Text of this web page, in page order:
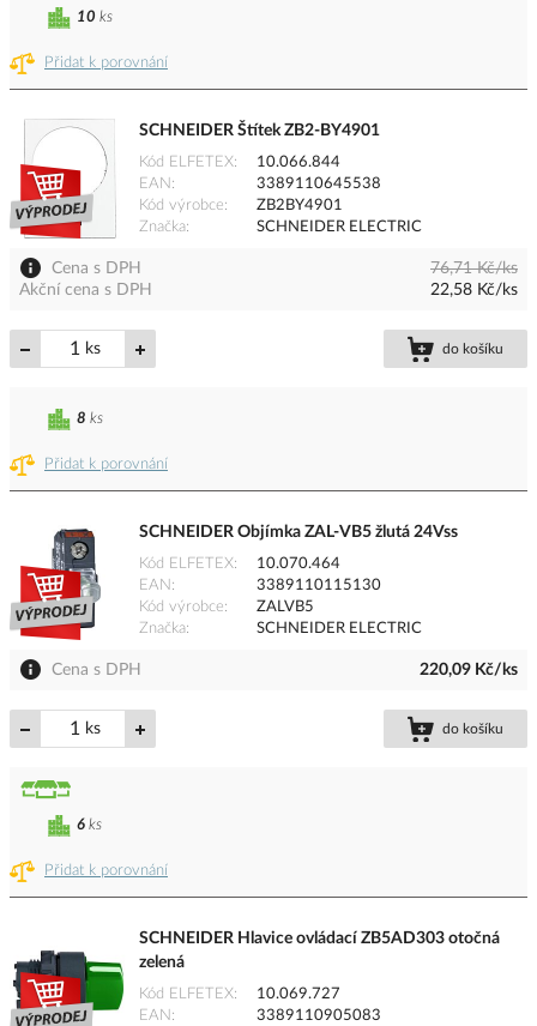
Přidat k porovnání
10 ks
SCHNEIDER Štítek ZB2-BY4901
Kód ELFETEX
10.066.844
EAN
3389110645538
Kód výrobce
ZB2BY4901
Značka
SCHNEIDER ELECTRIC
Cena s DPH
76,71 Kč/ks
Akční cena s DPH
22,58 Kč/ks
ks do košíku
Přidat k porovnání
8 ks
SCHNEIDER Objímka ZAL-VB5 žlutá 24Vss
Kód ELFETEX
10.070.464
EAN
3389110115130
Kód výrobce
ZALVB5
Značka
SCHNEIDER ELECTRIC
Cena s DPH 220,09 Kč/ks
ks do košíku
Přidat k porovnání
6 ks
SCHNEIDER Hlavice ovládací ZB5AD303 otočná
zelená
Kód ELFETEX
10.069.727
EAN
3389110905083